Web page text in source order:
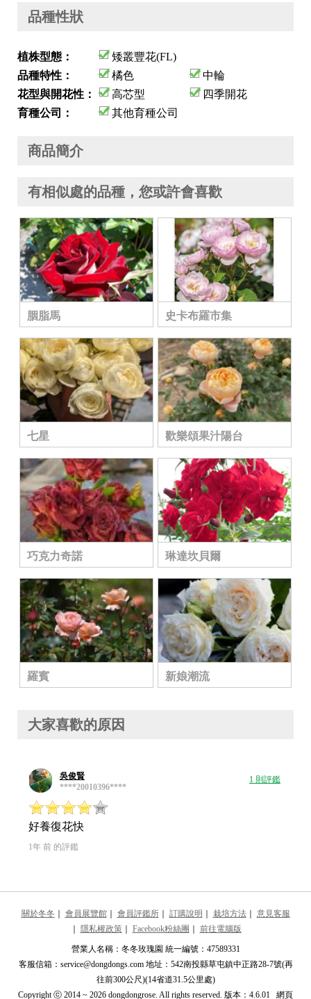
品種性狀
植株型態：
矮叢豐花(FL)
品種特性：
橘色
中輪
花型與開花性：
高芯型
四季開花
育種公司：
其他育種公司
商品簡介
有相似處的品種，您或許會喜歡
胭脂馬 史卡布羅市集
七星 歡樂頌果汁陽台
巧克力奇諾 琳達坎貝爾
羅賓 新娘潮流
大家喜歡的原因
吳俊賢
****20010396****
1 則評鑑
好養復花快
1年 前 的評鑑
關於冬冬 會員展覽館｜ 會員評鑑所｜ 訂購說明 栽培方法｜ 意見客服
隱私權政策｜ Facebook粉絲團 前往電腦版
營業人名稱：冬冬玫瑰園 統一編號：47589331
客服信箱：service@dongdongs.com 地址：542南投縣草屯鎮中正路28-7號(再
往前300公尺)(14省道31.5公里處)
Copyright ⓒ 2014 ~ 2026 dongdongrose. All rights reserved. 版本：4.6.01 網頁